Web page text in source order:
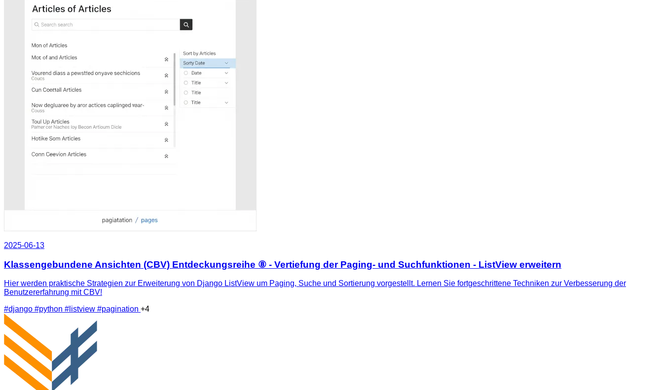
2025-06-13
Klassengebundene Ansichten (CBV) Entdeckungsreihe ⑧ - Vertiefung der Paging- und Suchfunktionen - ListView erweitern
Hier werden praktische Strategien zur Erweiterung von Django ListView um Paging, Suche und Sortierung vorgestellt. Lernen Sie fortgeschrittene Techniken zur Verbesserung der
Benutzererfahrung mit CBV!
#django #python #listview #pagination +4